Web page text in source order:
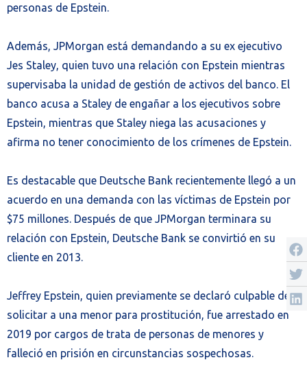
personas de Epstein.
Además, JPMorgan está demandando a su ex ejecutivo
Jes Staley, quien tuvo una relación con Epstein mientras
supervisaba la unidad de gestión de activos del banco. El
banco acusa a Staley de engañar a los ejecutivos sobre
Epstein, mientras que Staley niega las acusaciones y
afirma no tener conocimiento de los crímenes de Epstein.
Es destacable que Deutsche Bank recientemente llegó a un
acuerdo en una demanda con las víctimas de Epstein por
$75 millones. Después de que JPMorgan terminara su
relación con Epstein, Deutsche Bank se convirtió en su
cliente en 2013.
Jeffrey Epstein, quien previamente se declaró culpable de
solicitar a una menor para prostitución, fue arrestado en
2019 por cargos de trata de personas de menores y
falleció en prisión en circunstancias sospechosas.